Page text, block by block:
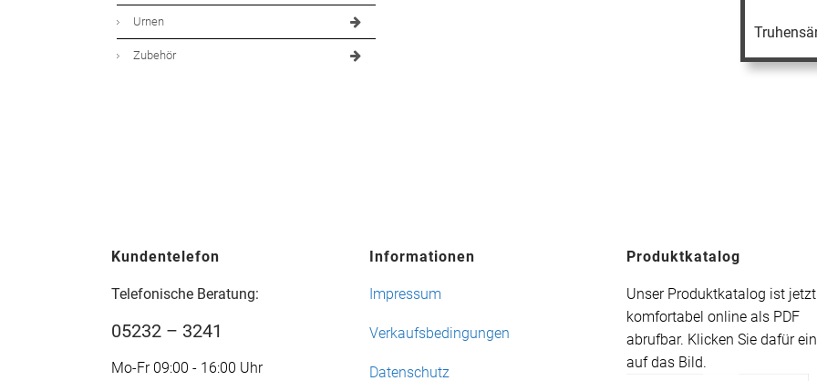
Urnen
Zubehör
Kundentelefon
Telefonische Beratung:
05232 – 3241
Mo-Fr 09:00 - 16:00 Uhr
Informationen
Impressum
Verkaufsbedingungen
Datenschutz
Produktkatalog
Unser Produktkatalog ist
komfortabel online als PDF
abrufbar. Klicken Sie dafür
auf das Bild.